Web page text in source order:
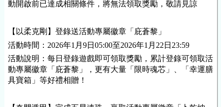
動開啟前已達成相關條件，將無法領取獎勵，敬請見諒
【以柔克剛】登錄送活動專屬徽章「庇蒼黎」
活動時間：2026年1月9日05:00至2026年1月22日23:59
活動說明：每日登錄遊戲即可領取獎勵，累計登錄可領取活
動專屬徽章「庇蒼黎」，更有大量「限時魂芯」、「幸運膳
具寶箱」等好禮相贈！